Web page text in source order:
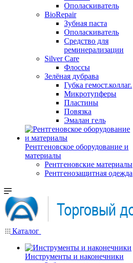
Ополаскиватель
BioRepair
Зубная паста
Ополаскиватель
Средство для
реминерализации
Silver Care
Флоссы
Зелёная дубрава
Губка гемост.коллаг.
Микротупферы
Пластины
Повязка
Эмалан гель
Рентгеновское оборудование и
материалы
Рентгеновские материалы
Рентгенозащитная одежда
Каталог
Инструменты и наконечники